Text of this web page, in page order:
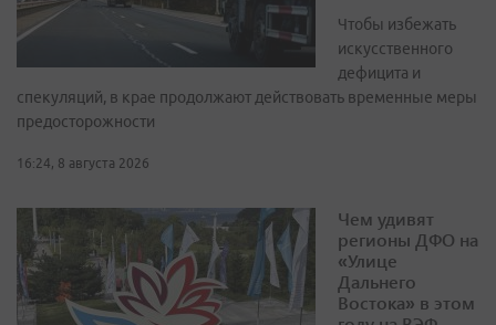
Чтобы избежать
искусственного
дефицита и
спекуляций, в крае продолжают действовать временные меры
предосторожности
16:24, 8 августа 2026
Чем удивят
регионы ДФО на
«Улице
Дальнего
Востока» в этом